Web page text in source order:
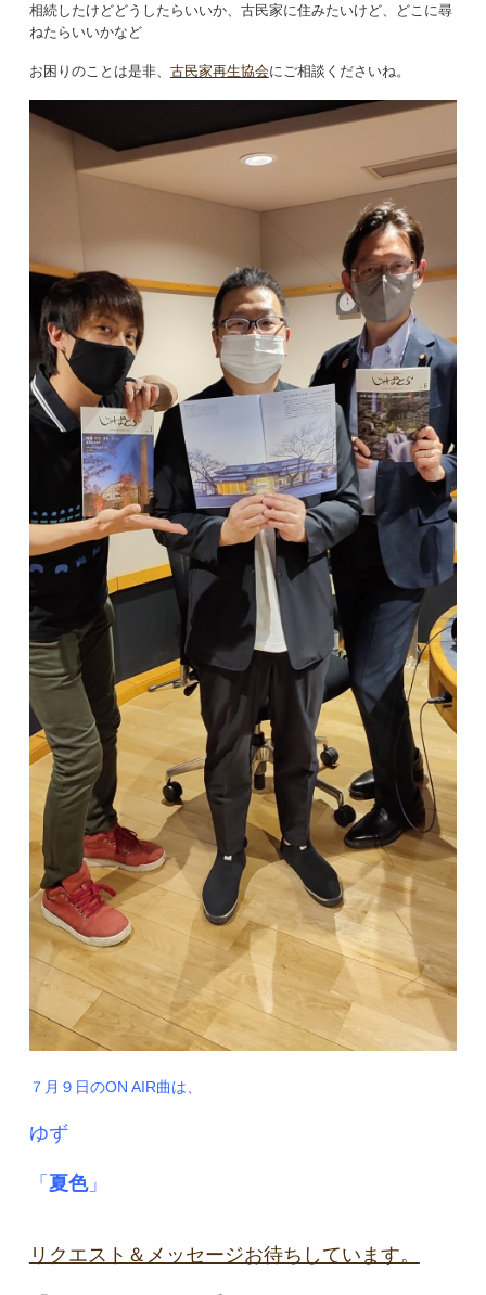
相続したけどどうしたらいいか、古民家に住みたいけど、どこに尋
ねたらいいかなど
お困りのことは是非、 古民家再生協会にご相談くださいね。
７月９日のON AIR曲は、
ゆず
「 夏色」
リクエスト＆メッセージお待ちしています。